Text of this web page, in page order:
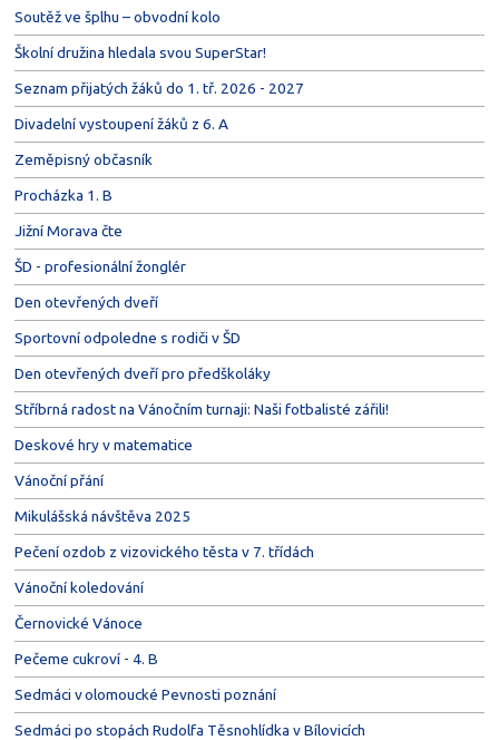
Soutěž ve šplhu – obvodní kolo
Školní družina hledala svou SuperStar!
Seznam přijatých žáků do 1. tř. 2026 - 2027
Divadelní vystoupení žáků z 6. A
Zeměpisný občasník
Procházka 1. B
Jižní Morava čte
ŠD - profesionální žonglér
Den otevřených dveří
Sportovní odpoledne s rodiči v ŠD
Den otevřených dveří pro předškoláky
Stříbrná radost na Vánočním turnaji: Naši fotbalisté zářili!
Deskové hry v matematice
Vánoční přání
Mikulášská návštěva 2025
Pečení ozdob z vizovického těsta v 7. třídách
Vánoční koledování
Černovické Vánoce
Pečeme cukroví - 4. B
Sedmáci v olomoucké Pevnosti poznání
Sedmáci po stopách Rudolfa Těsnohlídka v Bílovicích